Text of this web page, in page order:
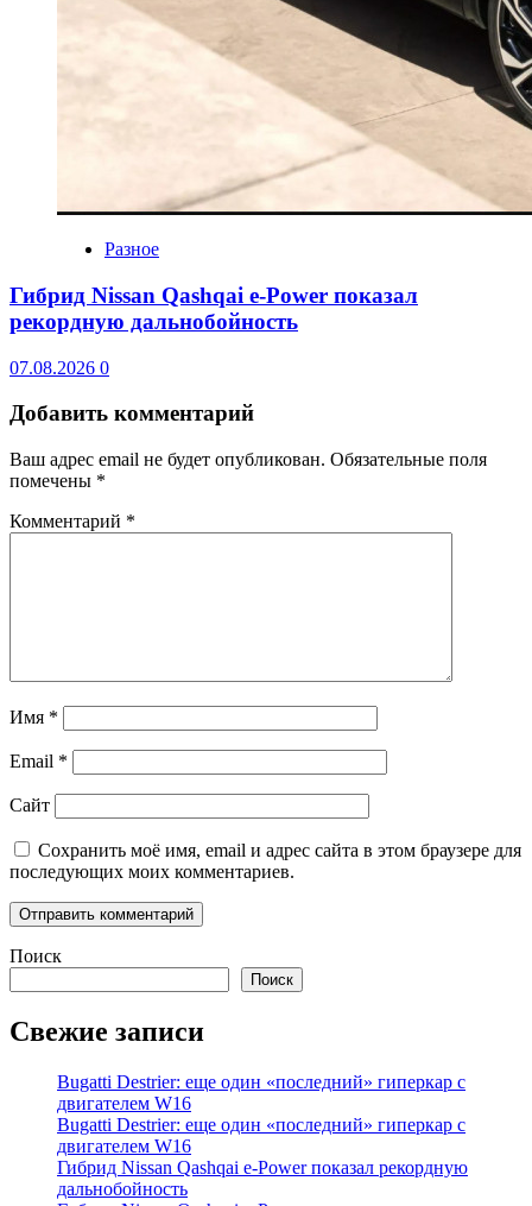
Разное
Гибрид Nissan Qashqai e-Power показал
рекордную дальнобойность
07.08.2026 0
Добавить комментарий
Ваш адрес email не будет опубликован. Обязательные поля
помечены *
Комментарий *
Имя *
Email *
Сайт
Сохранить моё имя, email и адрес сайта в этом браузере для
последующих моих комментариев.
Поиск
Поиск
Свежие записи
Bugatti Destrier: еще один «последний» гиперкар с
двигателем W16
Bugatti Destrier: еще один «последний» гиперкар с
двигателем W16
Гибрид Nissan Qashqai e-Power показал рекордную
дальнобойность